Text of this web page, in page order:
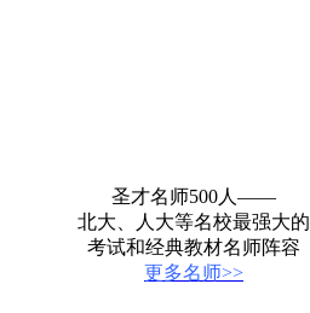
圣才名师500人——
北大、人大等名校最强大的
考试和经典教材名师阵容
更多名师>>